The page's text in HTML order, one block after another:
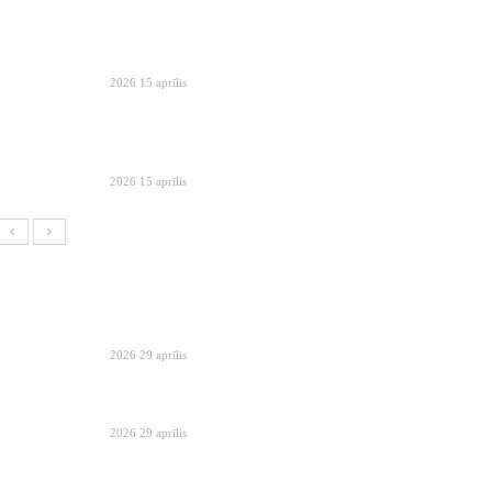
2026 15 aprīlis
2026 15 aprīlis
2026 29 aprīlis
2026 29 aprīlis